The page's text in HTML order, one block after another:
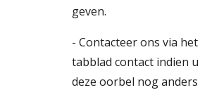
geven.
- Contacteer ons via het
tabblad contact indien u
deze oorbel nog anders